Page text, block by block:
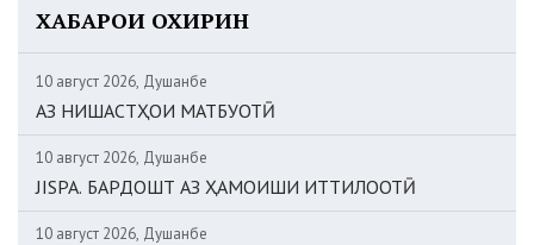
ХАБАРҲОИ ОХИРИН
10 август 2026, Душанбе
АЗ НИШАСТҲОИ МАТБУОТӢ
10 август 2026, Душанбе
JISPA. БАРДОШТ АЗ ҲАМОИШИ ИТТИЛООТӢ
10 август 2026, Душанбе